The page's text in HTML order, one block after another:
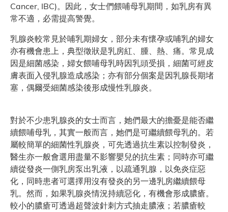
Cancer, IBC)。因此，女士們餵哺母乳期間，如乳房有異
常不適，必需提高警覺。
乳腺炎較常見於哺乳期婦女，部分未有懷孕或哺乳的婦女
亦有機會患上，典型徵狀是乳房紅、腫、熱、痛。常見成
因是細菌感染，婦女餵哺母乳時因乳頭受損，細菌可經皮
膚表面入侵乳腺造成感染；亦有部分個案是因乳腺長期堵
塞，偶爾受細菌感染後形成慢性乳腺炎。
對於不少患乳腺炎的女士而言，她們最大的擔憂是能否繼
續餵哺母乳，其實一般而言，她們是可繼續餵母乳的。若
屬較簡單的細菌性乳腺炎，可先透過抗生素以控制發炎，
醫生亦一般會選用盡量不影響嬰兒的抗生素；同時亦可繼
續從發炎一側乳房泵出乳液，以疏通乳腺，以免炎症惡
化，同時患者可選擇用沒有發炎的另一邊乳房繼續餵母
乳。然而，如果乳腺炎情況持續惡化，有機會形成膿瘡。
較小的膿瘡可透過超聲波針刺方式抽走膿液；若膿瘡較